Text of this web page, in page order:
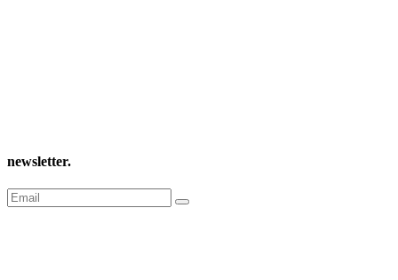
newsletter.